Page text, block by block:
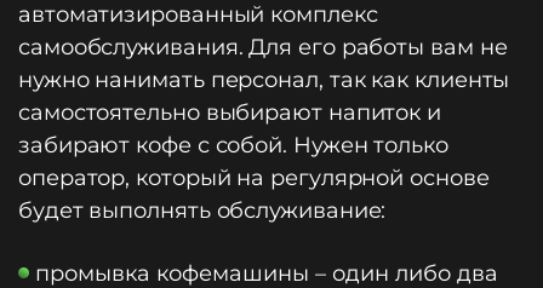
автоматизированный комплекс
самообслуживания. Для его работы вам не
нужно нанимать персонал, так как клиенты
самостоятельно выбирают напиток и
забирают кофе с собой. Нужен только
оператор, который на регулярной основе
будет выполнять обслуживание:
промывка кофемашины – один либо два